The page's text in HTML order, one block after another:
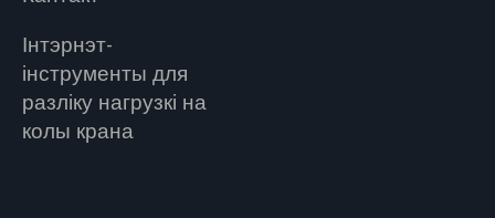
Інтэрнэт-
інструменты для
разліку нагрузкі на
колы крана